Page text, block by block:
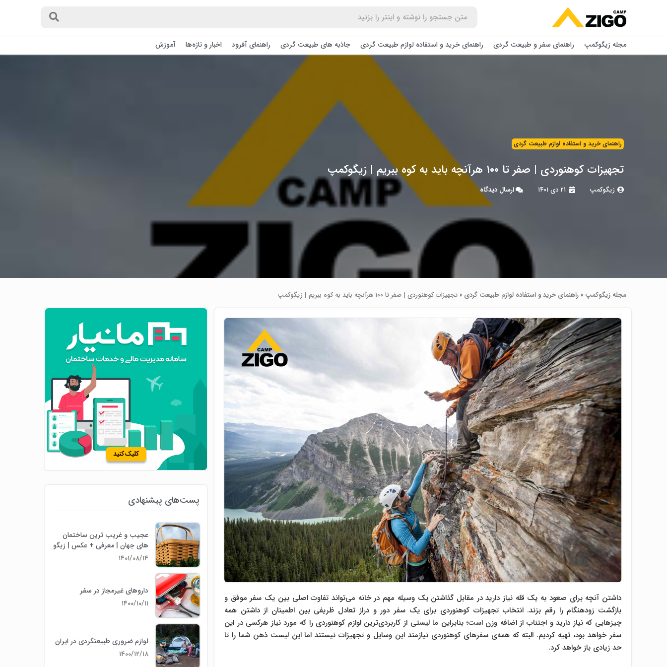
مجله زیگوکمپ راهنمای سفر و طبیعت گردی راهنمای خرید و استفاده لوازم طبیعت ‌گردی جاذبه های طبیعت گردی راهنمای آفرود اخبار و تازه‌ها آموزش
راهنمای خرید و استفاده لوازم طبیعت ‌گردی
تجهیزات کوهنوردی | صفر تا ۱۰۰ هرآنچه باید به کوه ببریم | زیگوکمپ
زیگوکمپ ۲۱ دی ۱۴۰۱ ارسال دیدگاه
مجله زیگوکمپ » راهنمای خرید و استفاده لوازم طبیعت ‌گردی » تجهیزات کوهنوردی | صفر تا ۱۰۰ هرآنچه باید به کوه ببریم | زیگوکمپ
داشتن آنچه برای صعود به یک قله نیاز دارید در مقابل گذاشتن یک وسیله مهم در خانه می‌تواند تفاوت اصلی بین یک سفر موفق و
بازگشت زودهنگام را رقم بزند. انتخاب تجهیزات کوهنوردی برای یک سفر دور و دراز تعادل ظریفی بین اطمینان از داشتن همه
چیزهایی که نیاز دارید و اجتناب از اضافه وزن است؛ بنابراین ما لیستی از کاربردی‌ترین لوازم کوهنوردی را که مورد نیاز هرکسی در این
سفر خواهد بود، تهیه کردیم. البته که همه‌ی سفرهای کوهنوردی نیازمند این وسایل و تجهیزات نیستند اما این لیست ذهن شما را تا
حد زیادی باز خواهد کرد.
پست‌های پیشنهادی
عجیب و غریب ترین ساختمان
های جهان | معرفی + عکس | زیگو
۱۴۰۱/۰۸/۱۴
داروهای غیرمجاز در سفر
۱۴۰۰/۱۰/۱۱
لوازم ضروری طبیعتگردی در ایران
۱۴۰۰/۱۲/۱۸